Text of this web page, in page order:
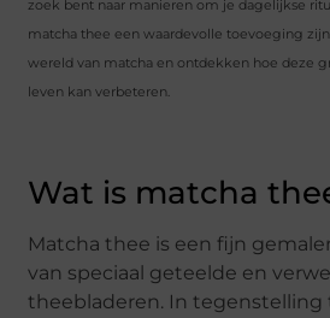
zoek bent naar manieren om je dagelijkse
matcha thee een waardevolle toevoeging
wereld van matcha en ontdekken hoe deze
leven kan verbeteren.
Wat is matcha
Matcha thee is een fijn
van speciaal geteelde en
theebladeren. In tegenstelling